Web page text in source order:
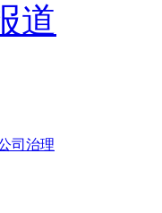
道
司治理